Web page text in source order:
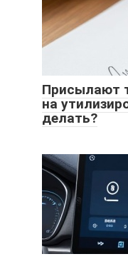
Присылают
на
делать?